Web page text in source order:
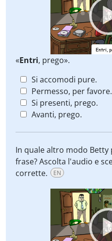
«Entri, prego».
Si accomodi pure.
Permesso, per favore.
Si presenti, prego.
Avanti, prego.
In quale altro modo
frase? Ascolta l'audio e
corrette.
EN
Video
Player